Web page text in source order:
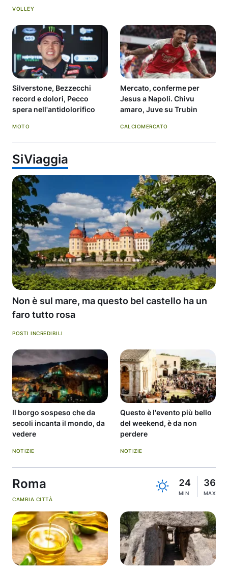
VOLLEY
Silverstone, Bezzecchi
record e dolori, Pecco
spera nell'antidolorifico
MOTO
Mercato, conferme per
Jesus a Napoli. Chivu
amaro, Juve su Trubin
CALCIOMERCATO
SiViaggia
Non è sul mare, ma questo bel castello ha un
faro tutto rosa
POSTI INCREDIBILI
Il borgo sospeso che da
secoli incanta il mondo, da
vedere
NOTIZIE
Questo è l'evento più bello
del weekend, è da non
perdere
NOTIZIE
Roma
CAMBIA CITTÀ
24
MIN
36
MAX